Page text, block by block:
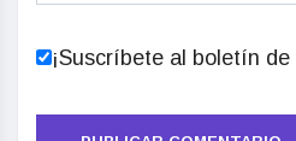
¡Suscríbete al boletín